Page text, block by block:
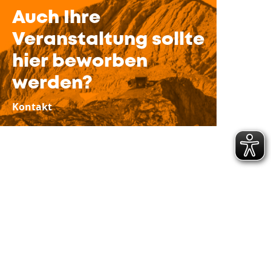
Auch Ihre
Veranstaltung sollte
hier beworben
werden?
Kontakt